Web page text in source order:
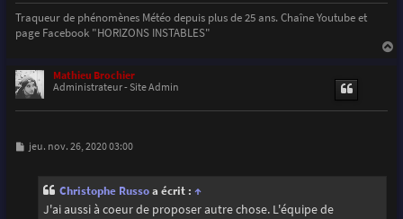
Traqueur de phénomènes Météo depuis plus de 25 ans. Chaîne Youtube et
page Facebook "HORIZONS INSTABLES"
Mathieu Brochier
Administrateur - Site Admin
M
jeu. nov. 26, 2020 03:00
Christophe Russoa écrit : ↑
J'ai aussi à coeur de proposer autre chose. L'équipe de